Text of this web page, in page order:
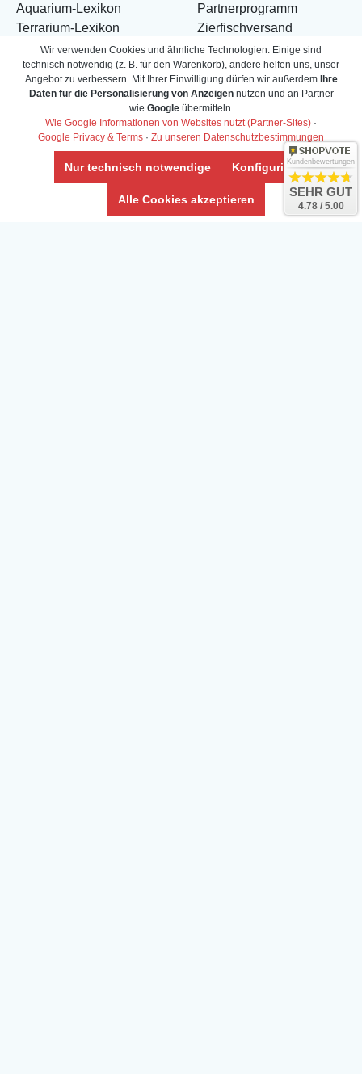
Aquarium-Lexikon
Terrarium-Lexikon
Bestell-Hilfe
Bonuspunkte
Über uns
Zahlarten
Blog
Partnerprogramm
Zierfischversand
Meerwasser Shop
Züchter-Ankauf
Content anbieten
Kontaktformular
Influencer
Abholung
Wir verwenden Cookies und ähnliche Technologien. Einige sind
technisch notwendig (z. B. für den Warenkorb), andere helfen uns, unser
Angebot zu verbessern. Mit Ihrer Einwilligung dürfen wir außerdem Ihre
Daten für die Personalisierung von Anzeigennutzen und an Partner
wie Googleübermitteln.
Wie Google Informationen von Websites nutzt (Partner-Sites) ·
Google Privacy & Terms · Zu unseren Datenschutzbestimmungen
Nur technisch notwendige Konfigurieren
Alle Cookies akzeptieren
Kundenbewertungen
SEHR GUT
4.78 / 5.00